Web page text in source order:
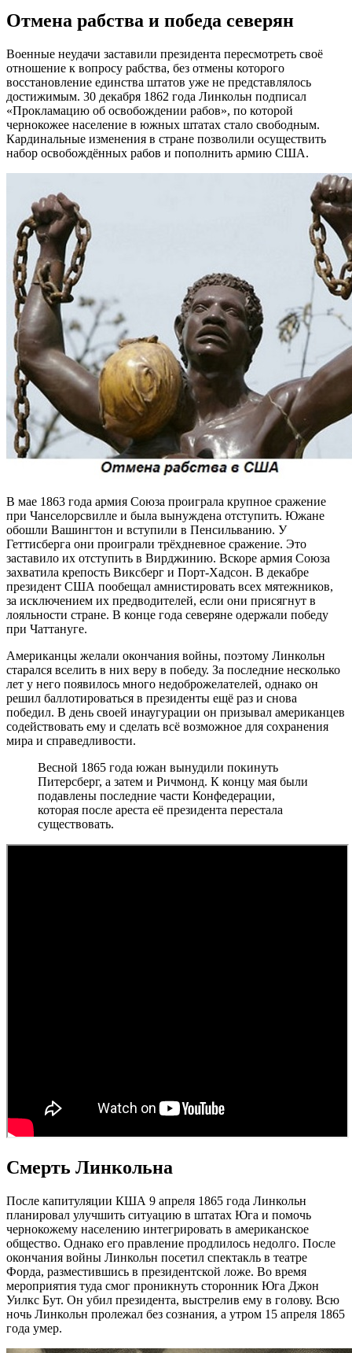
Отмена рабства и победа северян
Военные неудачи заставили президента пересмотреть своё
отношение к вопросу рабства, без отмены которого
восстановление единства штатов уже не представлялось
достижимым. 30 декабря 1862 года Линкольн подписал
«Прокламацию об освобождении рабов», по которой
чернокожее население в южных штатах стало свободным.
Кардинальные изменения в стране позволили осуществить
набор освобождённых рабов и пополнить армию США.
В мае 1863 года армия Союза проиграла крупное сражение
при Чанселорсвилле и была вынуждена отступить. Южане
обошли Вашингтон и вступили в Пенсильванию. У
Геттисберга они проиграли трёхдневное сражение. Это
заставило их отступить в Вирджинию. Вскоре армия Союза
захватила крепость Виксберг и Порт-Хадсон. В декабре
президент США пообещал амнистировать всех мятежников,
за исключением их предводителей, если они присягнут в
лояльности стране. В конце года северяне одержали победу
при Чаттануге.
Американцы желали окончания войны, поэтому Линкольн
старался вселить в них веру в победу. За последние несколько
лет у него появилось много недоброжелателей, однако он
решил баллотироваться в президенты ещё раз и снова
победил. В день своей инаугурации он призывал американцев
содействовать ему и сделать всё возможное для сохранения
мира и справедливости.
Весной 1865 года южан вынудили покинуть
Питерсберг, а затем и Ричмонд. К концу мая были
подавлены последние части Конфедерации,
которая после ареста её президента перестала
существовать.
Смерть Линкольна
После капитуляции КША 9 апреля 1865 года Линкольн
планировал улучшить ситуацию в штатах Юга и помочь
чернокожему населению интегрировать в американское
общество. Однако его правление продлилось недолго. После
окончания войны Линкольн посетил спектакль в театре
Форда, разместившись в президентской ложе. Во время
мероприятия туда смог проникнуть сторонник Юга Джон
Уилкс Бут. Он убил президента, выстрелив ему в голову. Всю
ночь Линкольн пролежал без сознания, а утром 15 апреля 1865
года умер.